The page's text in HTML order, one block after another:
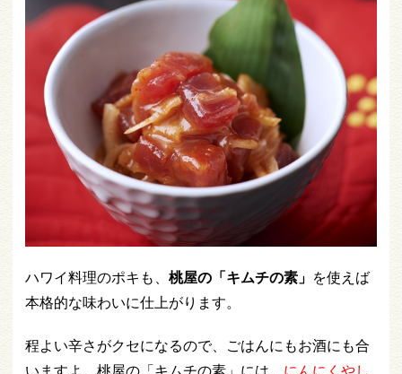
ハワイ料理のポキも、 桃屋の「キムチの素」 を使えば
本格的な味わいに仕上がります。
程よい辛さがクセになるので、ごはんにもお酒にも合